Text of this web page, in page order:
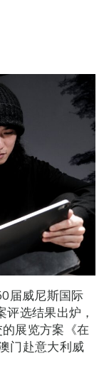
届威尼斯国际
选结果出炉，
展览方案《在
门赴意大利威